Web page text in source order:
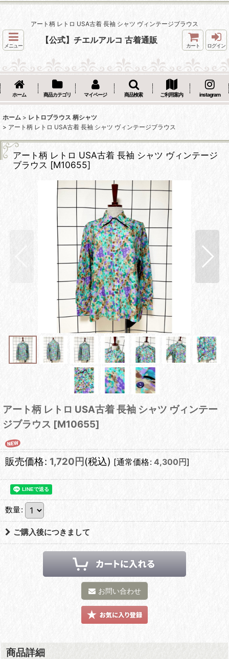
アート柄 レトロ USA古着 長袖 シャツ ヴィンテージブラウス
メニュー
【公式】チエルアルコ 古着通販
カート ログイン
ホーム 商品カテゴリ マイページ 商品検索 ご利用案内 instagram
ホーム > レトロブラウス 柄シャツ
> アート柄 レトロ USA古着 長袖 シャツ ヴィンテージブラウス
アート柄 レトロ USA古着 長袖 シャツ ヴィンテージ
ブラウス [M10655]
アート柄 レトロ USA古着 長袖 シャツ ヴィンテー
ジブラウス [M10655]
販売価格: 1,720 円 (税込) [通常価格: 4,300 円]
数量:
ご購入後につきまして
お問い合わせ
商品詳細